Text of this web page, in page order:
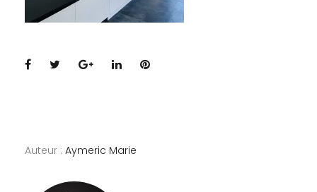
Facebook
TwitterGoogle+
LinkedInPinterest
Auteur : Aymeric Marie